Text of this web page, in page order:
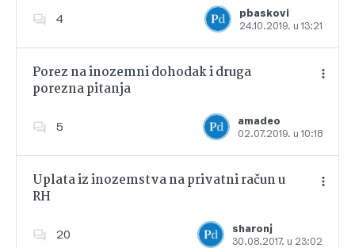
4
pbaskovi
24.10.2019. u 13:21
Dodajte u favorite
Porez na inozemni dohodak i druga
porezna pitanja
5
amadeo
02.07.2019. u 10:18
Dodajte u favorite
Uplata iz inozemstva na privatni račun u
RH
20
sharonj
30.08.2017. u 23:02
Dodajte u favorite